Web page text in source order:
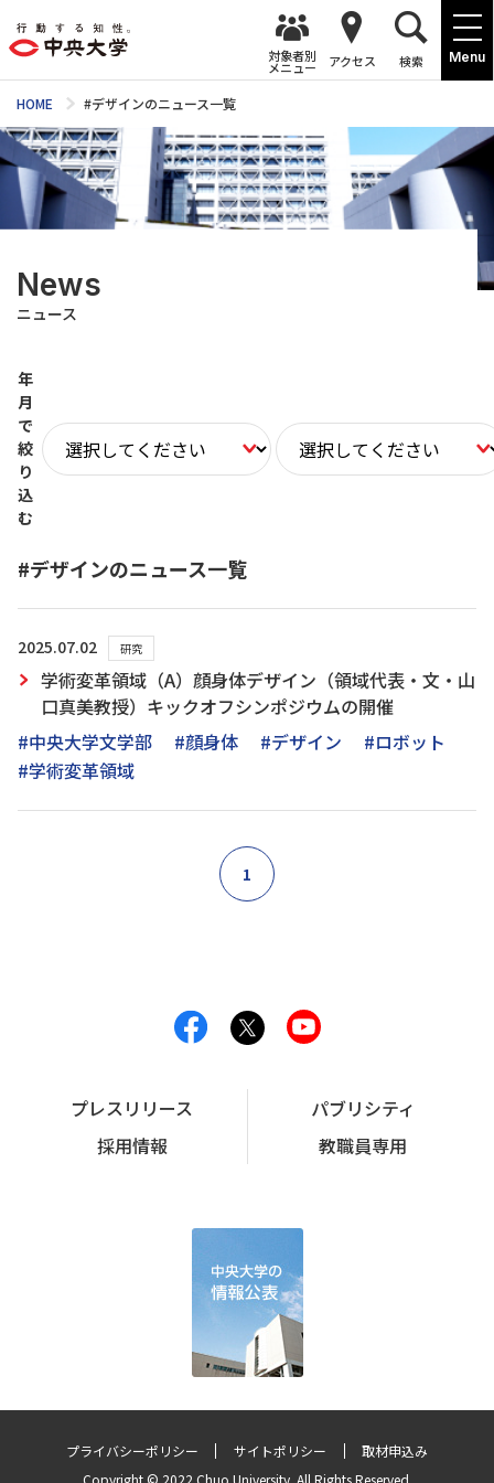
Menu
対象者別
メニュー アクセス 検索
HOME #デザインのニュース一覧
News
ニュース
年
月
で
絞
り
込
む
#デザインのニュース一覧
2025.07.02 研究
学術変革領域（A）顔身体デザイン（領域代表・文・山
口真美教授）キックオフシンポジウムの開催
#中央大学文学部
#顔身体 #デザイン
#ロボット
#学術変革領域
1
プレスリリース
パブリシティ
採用情報
教職員専用
プライバシーポリシー サイトポリシー
取材申込み
Copyright © 2022 Chuo University. All Rights Reserved.